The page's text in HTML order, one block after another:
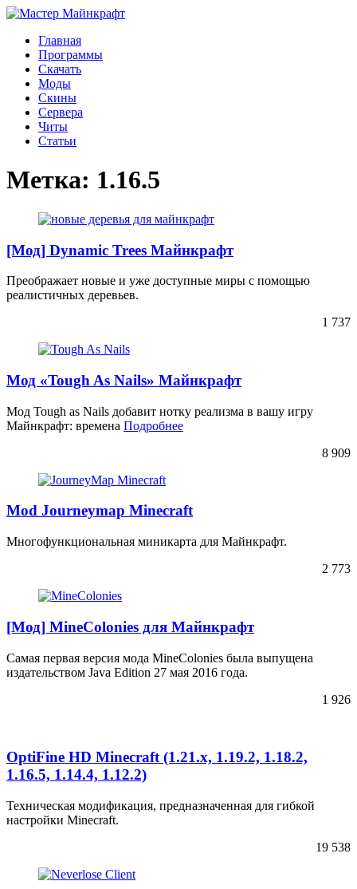
Главная
Программы
Скачать
Моды
Скины
Сервера
Читы
Статьи
Метка: 1.16.5
[Мод] Dynamic Trees Майнкрафт
Преображает новые и уже доступные миры с помощью
реалистичных деревьев.
1 737
Мод «Tough As Nails» Майнкрафт
Мод Tough as Nails добавит нотку реализма в вашу игру
Майнкрафт: времена Подробнее
8 909
Mod Journeymap Minecraft
Многофункциональная миникарта для Майнкрафт.
2 773
[Мод] MineColonies для Майнкрафт
Самая первая версия мода MineColonies была выпущена
издательством Java Edition 27 мая 2016 года.
1 926
OptiFine HD Minecraft (1.21.x, 1.19.2, 1.18.2,
1.16.5, 1.14.4, 1.12.2)
Техническая модификация, предназначенная для гибкой
настройки Minecraft.
19 538